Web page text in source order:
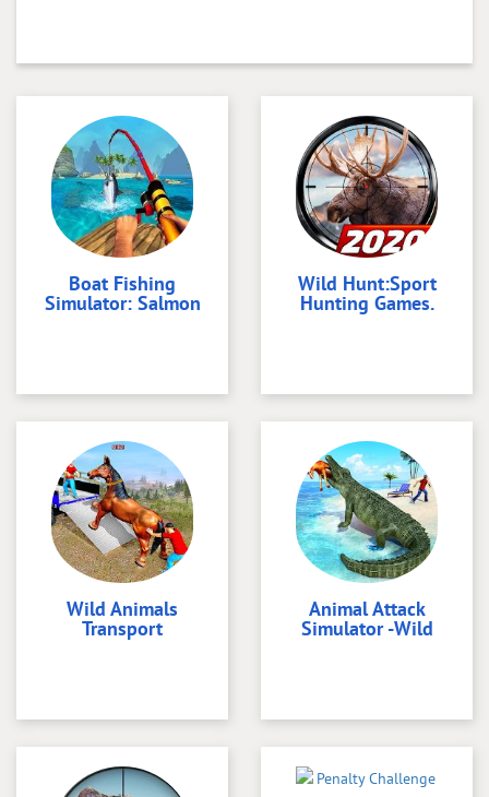
Boat Fishing
Simulator: Salmon
Wild Hunt:Sport
Hunting Games.
Wild Animals
Transport
Animal Attack
Simulator -Wild